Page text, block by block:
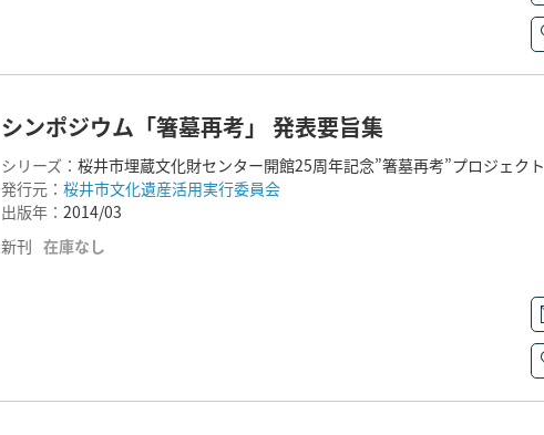
シンポジウム「箸墓再考」 発表要旨集
シリーズ： 桜井市埋蔵文化財センター開館25周年記念”箸墓再考”プロジェクト
発行元： 桜井市文化遺産活用実行委員会
出版年： 2014/03
新刊 在庫なし